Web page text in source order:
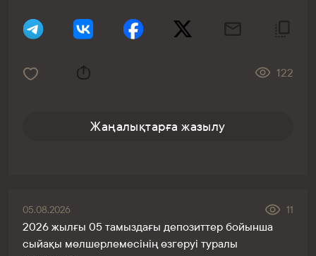
122
Жаңалықтарға жазылу
05.08.2026 11
2026 жылғы 05 тамыздағы депозиттер бойынша
сыйақы мөлшерлемесінің өзгеруі туралы